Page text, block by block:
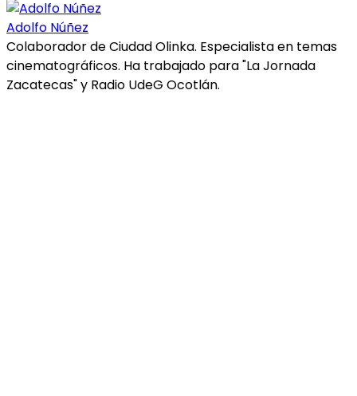
Adolfo Núñez
Colaborador de Ciudad Olinka. Especialista en temas
cinematográficos. Ha trabajado para "La Jornada
Zacatecas" y Radio UdeG Ocotlán.